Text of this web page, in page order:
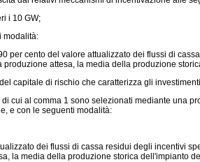
i 10 GW;
modalità:
cento del valore attualizzato dei flussi di
attesa, la media della produzione
capitale di rischio che caratterizza gli
al comma 1 sono selezionati mediante una
e con le seguenti modalità:
dei flussi di cassa residui degli incentivi
la media della produzione storica dell'impianto